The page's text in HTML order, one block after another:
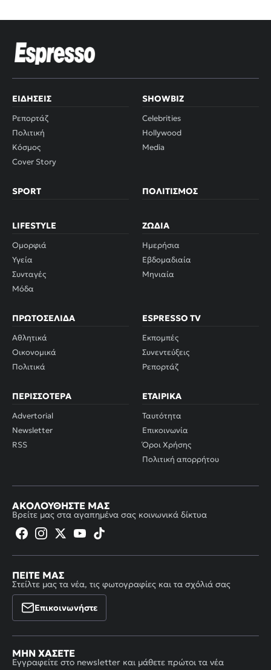
ΕΙΔΉΣΕΙΣ
Ρεπορτάζ
Πολιτική
Κόσμος
Cover Story
SHOWBIZ
Celebrities
Hollywood
Media
SPORT ΠΟΛΙΤΙΣΜΌΣ
LIFESTYLE
Ομορφιά
Υγεία
Συνταγές
Μόδα
ΖΏΔΙΑ
Ημερήσια
Εβδομαδιαία
Μηνιαία
ΠΡΩΤΟΣΈΛΙΔΑ
Αθλητικά
Οικονομικά
Πολιτικά
ESPRESSO TV
Εκπομπές
Συνεντεύξεις
Ρεπορτάζ
ΠΕΡΙΣΣΌΤΕΡΑ
Advertorial
Newsletter
RSS
ΕΤΑΙΡΙΚΆ
Ταυτότητα
Επικοινωνία
Όροι Χρήσης
Πολιτική απορρήτου
ΑΚΟΛΟΥΘΉΣΤΕ ΜΑΣ
Βρείτε μας στα αγαπημένα σας κοινωνικά δίκτυα
ΠΕΊΤΕ ΜΑΣ
Στείλτε μας τα νέα, τις φωτογραφίες και τα σχόλιά σας
Επικοινωνήστε
ΜΗΝ ΧΆΣΕΤΕ
Εγγραφείτε στο newsletter και μάθετε πρώτοι τα νέα